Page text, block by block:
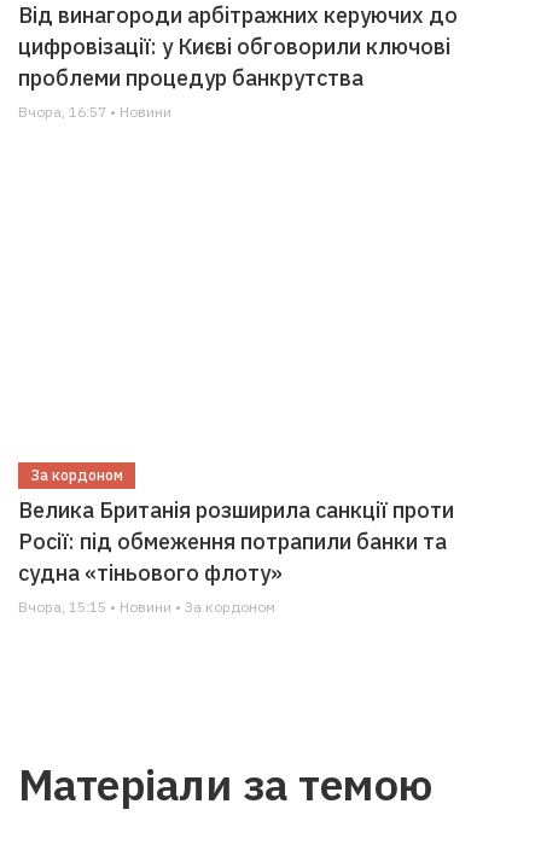
Від винагороди арбітражних керуючих до
цифровізації: у Києві обговорили ключові
проблеми процедур банкрутства
Вчора, 16:57 • Новини
За кордоном
Велика Британія розширила санкції проти
Росії: під обмеження потрапили банки та
судна «тіньового флоту»
Вчора, 15:15 • Новини • За кордоном
Матеріали за темою